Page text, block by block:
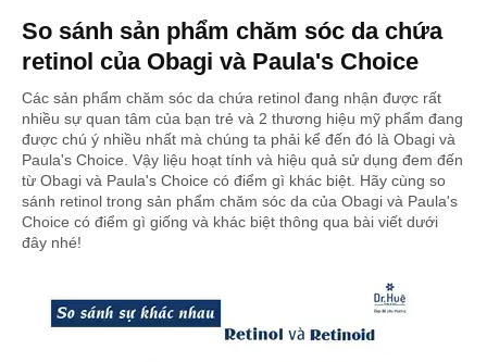
So sánh sản phẩm chăm sóc da chứa
retinol của Obagi và Paula's Choice
Các sản phẩm chăm sóc da chứa retinol đang nhận được rất
nhiều sự quan tâm của bạn trẻ và 2 thương hiệu mỹ phẩm đang
được chú ý nhiều nhất mà chúng ta phải kể đến đó là Obagi và
Paula's Choice. Vậy liệu hoạt tính và hiệu quả sử dụng đem đến
từ Obagi và Paula's Choice có điểm gì khác biệt. Hãy cùng so
sánh retinol trong sản phẩm chăm sóc da của Obagi và Paula's
Choice có điểm gì giống và khác biệt thông qua bài viết dưới
đây nhé!